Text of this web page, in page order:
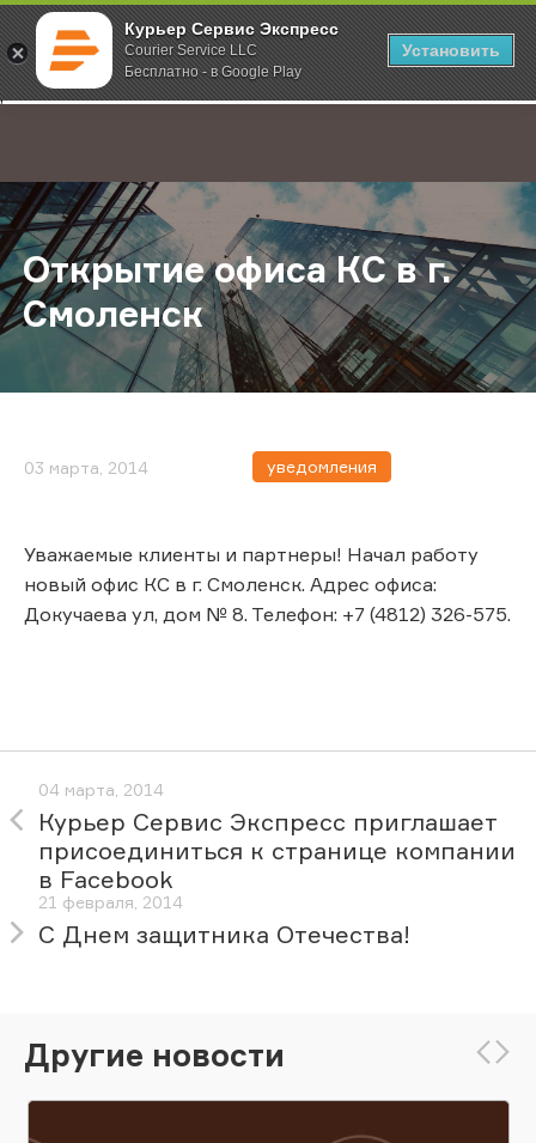
Курьер Сервис Экспресс
Courier Service LLC
Бесплатно - в Google Play
Установить
;
Главная О компании Новости Открытие офиса КС в г. Смоленск
Открытие офиса КС в г.
Смоленск
03 марта, 2014 уведомления
Уважаемые клиенты и партнеры! Начал работу
новый офис КС в г. Смоленск. Адрес офиса:
Докучаева ул, дом № 8. Телефон: +7 (4812) 326-575.
04 марта, 2014
Курьер Сервис Экспресс приглашает
присоединиться к странице компании
в Facebook
21 февраля, 2014
С Днем защитника Отечества!
Другие новости